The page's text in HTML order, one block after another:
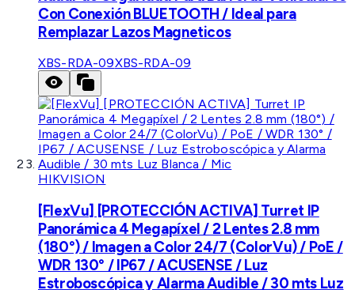
Con Conexión BLUETOOTH / Ideal para
Remplazar Lazos Magneticos
XBS-RDA-09XBS-RDA-09
HIKVISION
[FlexVu] [PROTECCIÓN ACTIVA] Turret IP
Panorámica 4 Megapíxel / 2 Lentes 2.8 mm
(180°) / Imagen a Color 24/7 (ColorVu) / PoE /
WDR 130° / IP67 / ACUSENSE / Luz
Estroboscópica y Alarma Audible / 30 mts Luz